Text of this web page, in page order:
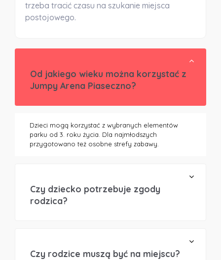
trzeba tracić czasu na szukanie miejsca
postojowego.
Od jakiego wieku można korzystać z
Jumpy Arena Piaseczno?
Dzieci mogą korzystać z wybranych elementów
parku od 3. roku życia. Dla najmłodszych
przygotowano też osobne strefy zabawy.
Czy dziecko potrzebuje zgody
rodzica?
Czy rodzice muszą być na miejscu?